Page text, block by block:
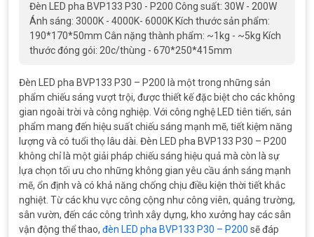
Đèn LED pha BVP133 P30 - P200 Công suất: 30W - 200W
Ánh sáng: 3000K - 4000K- 6000K Kích thước sản phẩm:
190*170*50mm Cân nặng thành phẩm: ~1kg - ~5kg Kích
thước đóng gói: 20c/thùng - 670*250*415mm
Đèn LED pha BVP133 P30 – P200 là một trong những sản
phẩm chiếu sáng vượt trội, được thiết kế đặc biệt cho các không
gian ngoài trời và công nghiệp. Với công nghệ LED tiên tiến, sản
phẩm mang đến hiệu suất chiếu sáng mạnh mẽ, tiết kiệm năng
lượng và có tuổi thọ lâu dài. Đèn LED pha BVP133 P30 – P200
không chỉ là một giải pháp chiếu sáng hiệu quả mà còn là sự
lựa chọn tối ưu cho những không gian yêu cầu ánh sáng mạnh
mẽ, ổn định và có khả năng chống chịu điều kiện thời tiết khắc
nghiệt. Từ các khu vực công cộng như công viên, quảng trường,
sân vườn, đến các công trình xây dựng, kho xưởng hay các sân
vận động thể thao, đèn LED pha BVP133 P30 – P200 sẽ đáp